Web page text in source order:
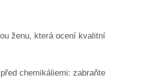
ženu, která ocení kvalitní
chemikáliemi: zabraňte